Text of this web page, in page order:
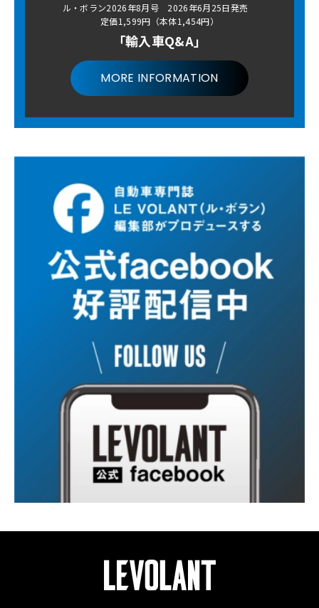
ル・ボラン2026年8月号 2026年6月25日発売
定価1,599円（本体1,454円）
「輸入車Q&A」
MORE INFORMATION